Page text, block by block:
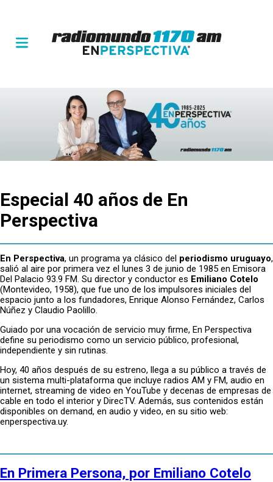
Especial 40 años de En
Perspectiva
En Perspectiva, un programa ya clásico del periodismo uruguayo,
salió al aire por primera vez el lunes 3 de junio de 1985 en Emisora
Del Palacio 93.9 FM. Su director y conductor es Emiliano Cotelo
(Montevideo, 1958), que fue uno de los impulsores iniciales del
espacio junto a los fundadores, Enrique Alonso Fernández, Carlos
Núñez y Claudio Paolillo.
Guiado por una vocación de servicio muy firme, En Perspectiva
define su periodismo como un servicio público, profesional,
independiente y sin rutinas.
Hoy, 40 años después de su estreno, llega a su público a través de
un sistema multi-plataforma que incluye radios AM y FM, audio en
internet, streaming de video en YouTube y decenas de empresas de
cable en todo el interior y DirecTV. Además, sus contenidos están
disponibles on demand, en audio y video, en su sitio web:
enperspectiva.uy.
En Primera Persona, por Emiliano Cotelo